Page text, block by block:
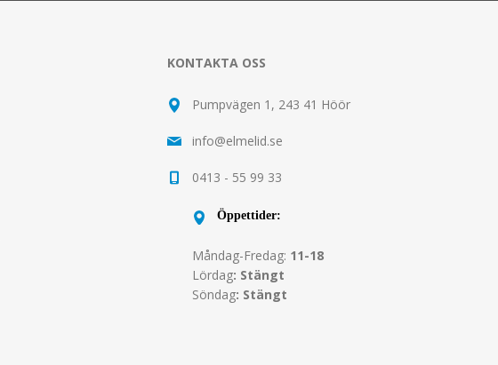
KONTAKTA OSS
Pumpvägen 1, 243 41 Höör
info@elmelid.se
0413 - 55 99 33
Öppettider:
Måndag-Fredag: 11-18
Lördag: Stängt
Söndag: Stängt